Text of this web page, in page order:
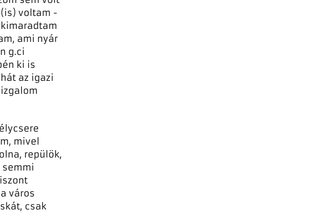
voltam -
ami nyár
g.ci
ki is
az igazi
mivel
repülök,
város
csak